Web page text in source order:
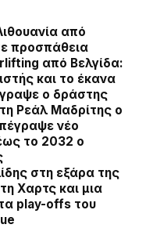
από
προσπάθεια
από Βελγίδα:
και το έκανα
ο δράστης
Ρεάλ Μαδρίτης ο
νέο
το 2032 ο
στη εξάρα της
Χαρτς και μια
play-offs του